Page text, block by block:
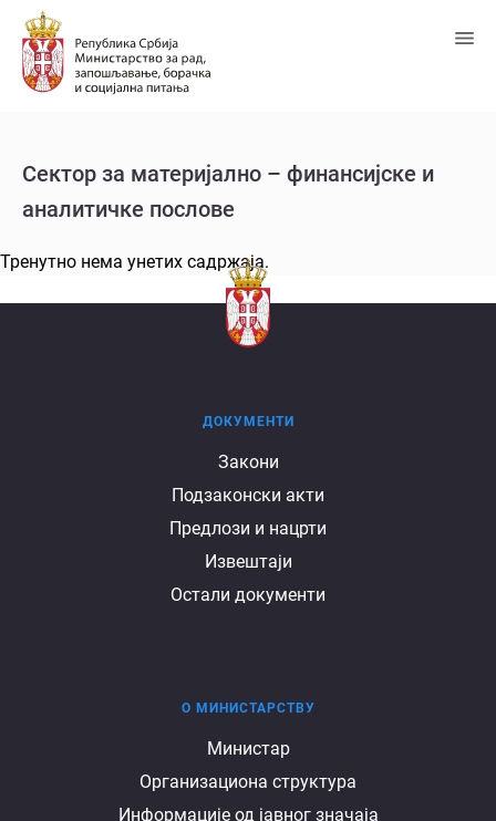
Пређи
главни
садржај
Сектор за материјално – финансијске и
аналитичке послове
Тренутно нема унетих садржаја.
ДОКУМЕНТИ
Закони
Подзаконски акти
Предлози и нацрти
Извештаји
Остали документи
министарству
О МИНИСТАРСТВУ
Министар
Организациона структура
Информације од јавног значаја